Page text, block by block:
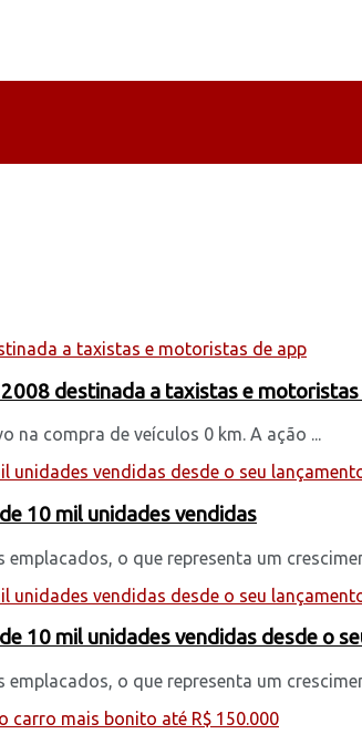
destinada a taxistas e
na compra de veículos 0 km. A ação ...
10 mil unidades vendidas
o que representa um
10 mil unidades vendidas desde o
o que representa um